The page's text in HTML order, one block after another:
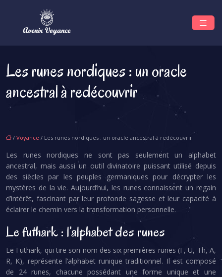
Les runes nordiques : un oracle
ancestral à redécouvrir
/ Voyance / Les runes nordiques : un oracle ancestral à redécouvrir
Les runes nordiques ne sont pas seulement un alphabet
ancestral, mais aussi un outil divinatoire puissant utilisé depuis
des siècles par les peuples germaniques pour décrypter les
mystères de la vie. Aujourd’hui, les runes connaissent un regain
d’intérêt, fascinant par leur profonde sagesse et leur capacité à
éclairer le chemin vers la transformation personnelle.
Le futhark : l’alphabet des runes
Le Futhark, qui tire son nom des six premières runes (F, U, Th, A,
R, K), représente l’alphabet runique traditionnel. Il est composé
de 24 runes, chacune possédant une forme unique et une